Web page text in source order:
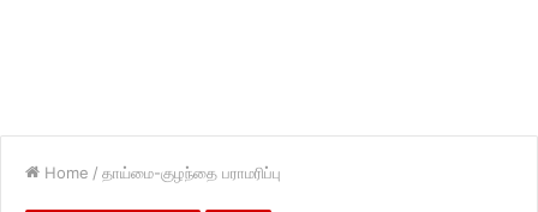
Home / தாய்மை-குழந்தை பராமரிப்பு